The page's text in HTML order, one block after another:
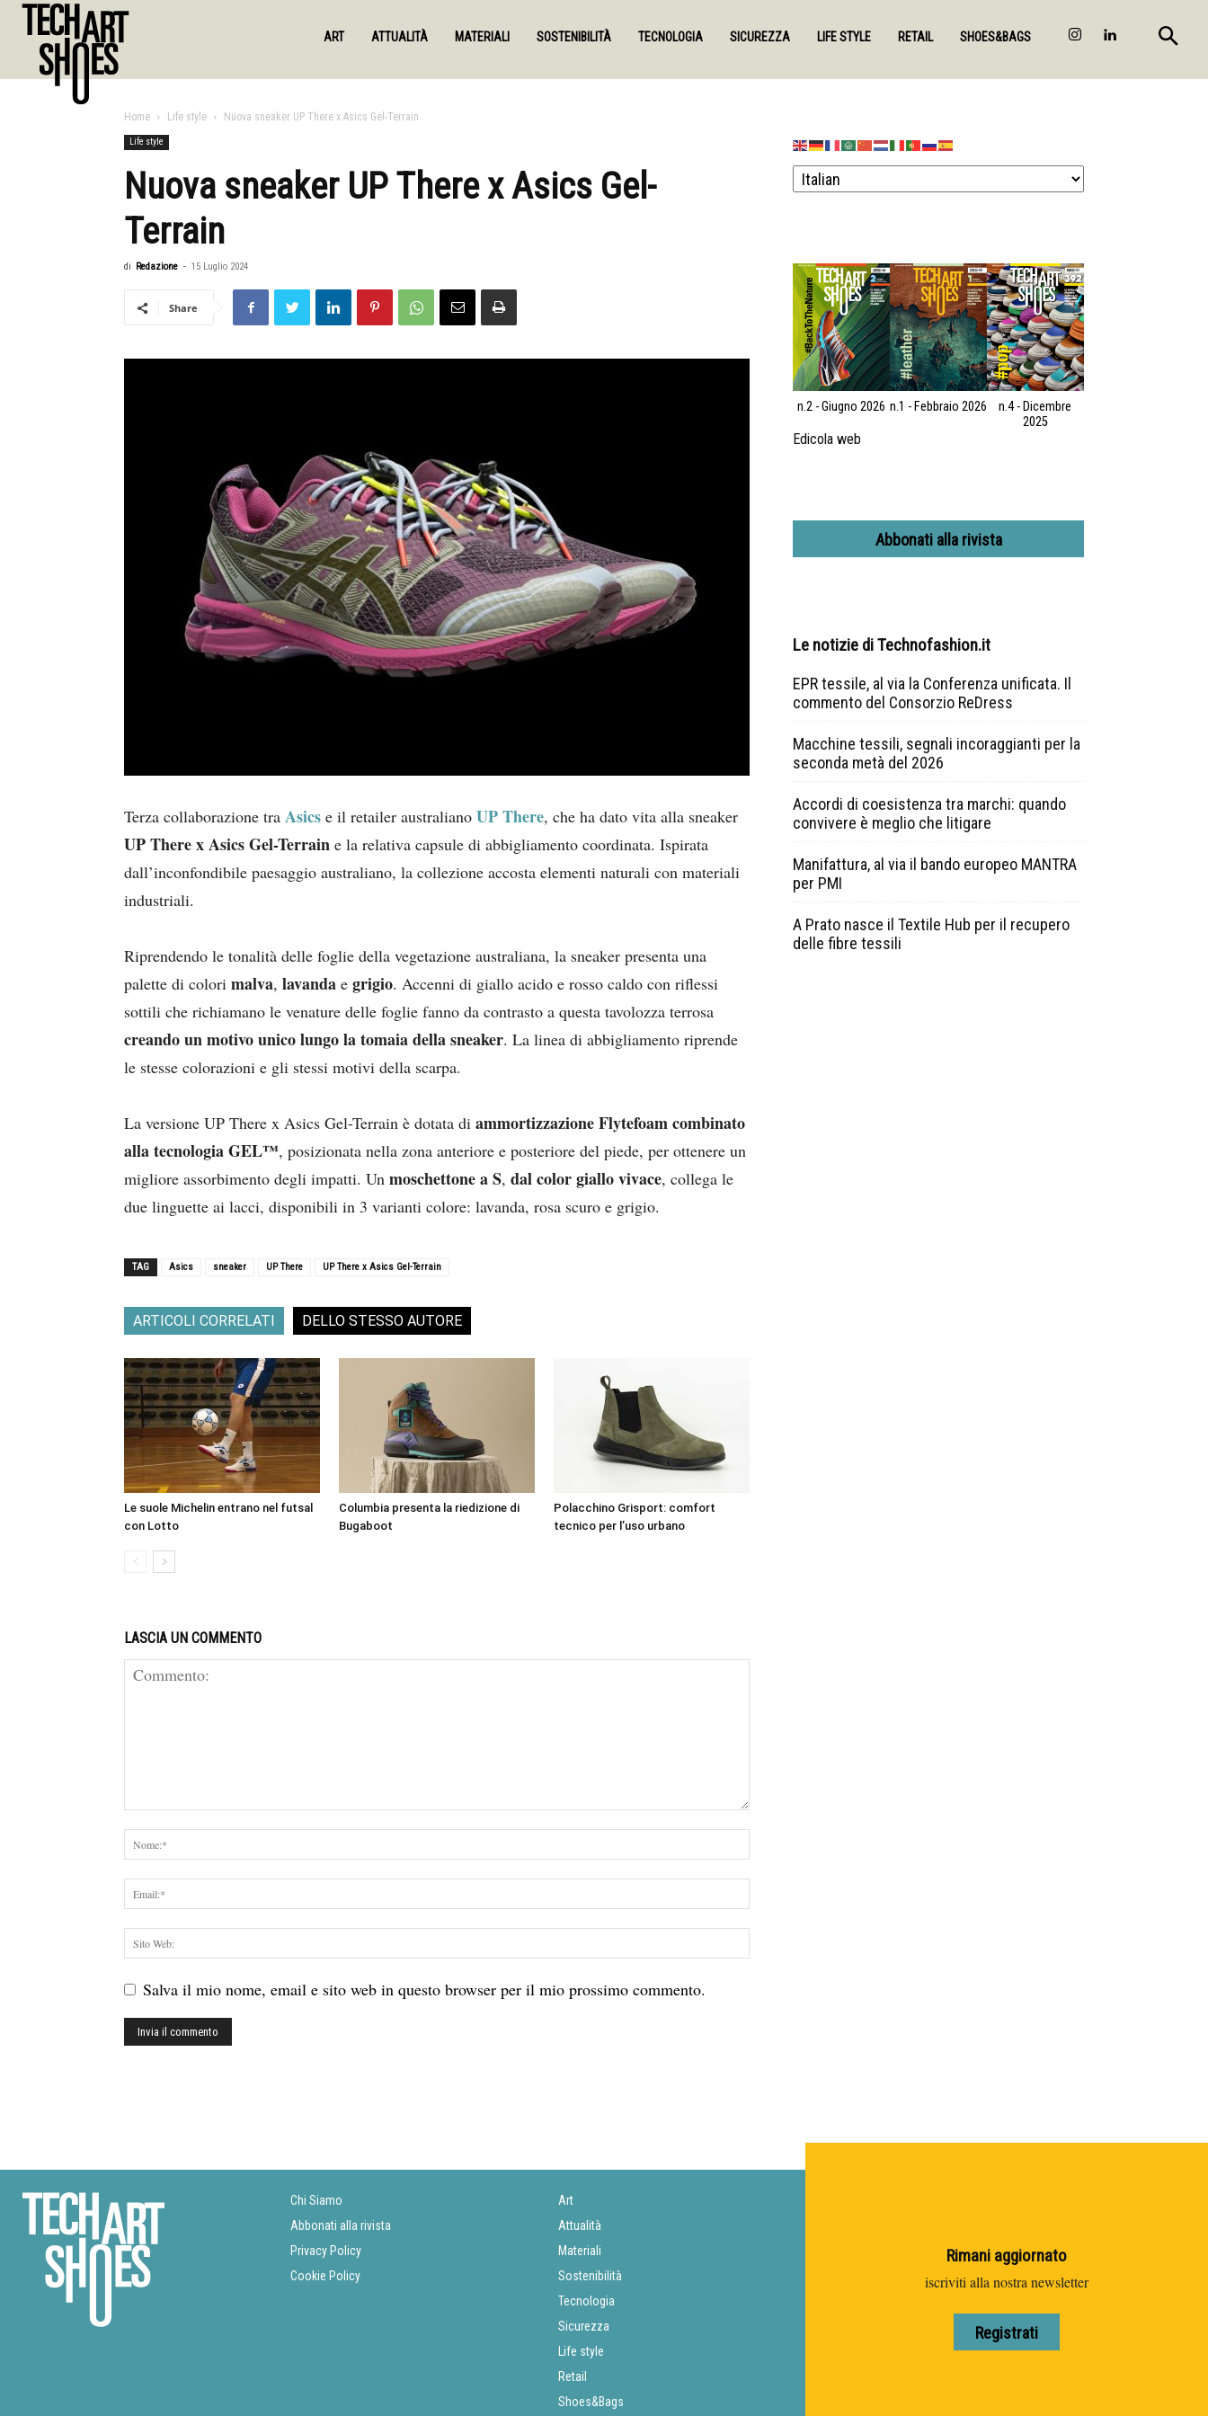
ART ATTUALITÀ MATERIALI SOSTENIBILITÀ TECNOLOGIA SICUREZZA LIFE STYLE RETAIL SHOES&BAGS
Home Life style Nuova sneaker UP There x Asics Gel-Terrain
Life style
Nuova sneaker UP There x Asics Gel-
Terrain
di Redazione - 15 Luglio 2024
Share
Terza collaborazione tra Asics e il retailer australiano UP There, che ha dato vita alla sneaker
UP There x Asics Gel-Terrain e la relativa capsule di abbigliamento coordinata. Ispirata
dall’inconfondibile paesaggio australiano, la collezione accosta elementi naturali con materiali
industriali.
Riprendendo le tonalità delle foglie della vegetazione australiana, la sneaker presenta una
palette di colori malva, lavanda e grigio. Accenni di giallo acido e rosso caldo con riflessi
sottili che richiamano le venature delle foglie fanno da contrasto a questa tavolozza terrosa
creando un motivo unico lungo la tomaia della sneaker. La linea di abbigliamento riprende
le stesse colorazioni e gli stessi motivi della scarpa.
La versione UP There x Asics Gel-Terrain è dotata di ammortizzazione Flytefoam combinato
alla tecnologia GEL™, posizionata nella zona anteriore e posteriore del piede, per ottenere un
migliore assorbimento degli impatti. Un moschettone a S, dal color giallo vivace, collega le
due linguette ai lacci, disponibili in 3 varianti colore: lavanda, rosa scuro e grigio.
TAG Asics sneaker UP There UP There x Asics Gel-Terrain
ARTICOLI CORRELATI DELLO STESSO AUTORE
Le suole Michelin entrano nel futsal
con Lotto
Columbia presenta la riedizione di
Bugaboot
Polacchino Grisport: comfort
tecnico per l’uso urbano
LASCIA UN COMMENTO
Salva il mio nome, email e sito web in questo browser per il mio prossimo commento.
n.2 - Giugno 2026 n.1 - Febbraio 2026
n.4 - Dicembre
2025
Edicola web
Abbonati alla rivista
Le notizie di Technofashion.it
EPR tessile, al via la Conferenza unificata. Il
commento del Consorzio ReDress
Macchine tessili, segnali incoraggianti per la
seconda metà del 2026
Accordi di coesistenza tra marchi: quando
convivere è meglio che litigare
Manifattura, al via il bando europeo MANTRA
per PMI
A Prato nasce il Textile Hub per il recupero
delle fibre tessili
Chi Siamo
Abbonati alla rivista
Privacy Policy
Cookie Policy
Art
Attualità
Materiali
Sostenibilità
Tecnologia
Sicurezza
Life style
Retail
Shoes&Bags
Rimani aggiornato
iscriviti alla nostra newsletter
Registrati